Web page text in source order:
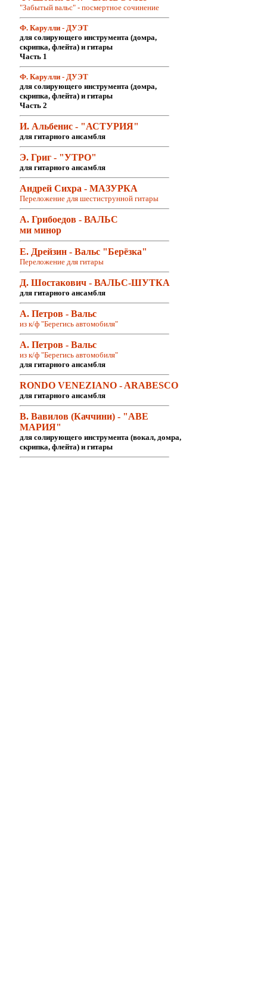
"Забытый вальс" - посмертное сочинение
Ф. Карулли - ДУЭТ
для солирующего инструмента (домра,
скрипка, флейта) и гитары
Часть 1
Ф. Карулли - ДУЭТ
для солирующего инструмента (домра,
скрипка, флейта) и гитары
Часть 2
И. Альбенис - "АСТУРИЯ"
для гитарного ансамбля
Э. Григ - "УТРО"
для гитарного ансамбля
Андрей Сихра - МАЗУРКА
Переложение для шестиструнной гитары
А. Грибоедов - ВАЛЬС
ми минор
Е. Дрейзин - Вальс "Берёзка"
Переложение для гитары
Д. Шостакович - ВАЛЬС-ШУТКА
для гитарного ансамбля
А. Петров - Вальс
из к/ф "Берегись автомобиля"
А. Петров - Вальс
из к/ф "Берегись автомобиля"
для гитарного ансамбля
RONDO VENEZIANO - ARABESCO
для гитарного ансамбля
В. Вавилов (Каччини) - "АВЕ
МАРИЯ"
для солирующего инструмента (вокал, домра,
скрипка, флейта) и гитары